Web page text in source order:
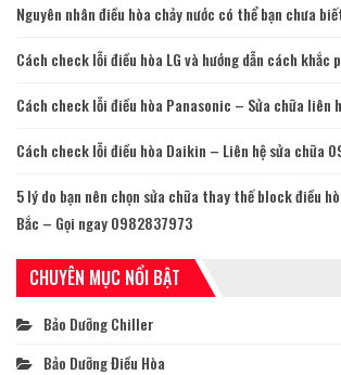
Nguyên nhân điều hòa chảy nước có thể bạn chưa
Cách check lỗi điều hòa LG và hướng dẫn cách khắc
Cách check lỗi điều hòa Panasonic – Sửa chữa liên
Cách check lỗi điều hòa Daikin – Liên hệ sửa chữa
5 lý do bạn nên chọn sửa chữa thay thế block điều
Bắc – Gọi ngay 0982837973
CHUYÊN MỤC NỔI BẬT
Bảo Dưỡng Chiller
Bảo Dưỡng Điều Hòa